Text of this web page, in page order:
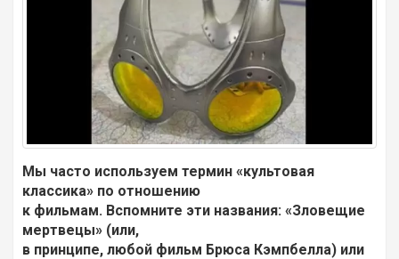
Мы часто используем термин «культовая
классика» по отношению
к фильмам. Вспомните эти названия: «Зловещие
мертвецы» (или,
в принципе, любой фильм Брюса Кэмпбелла) или